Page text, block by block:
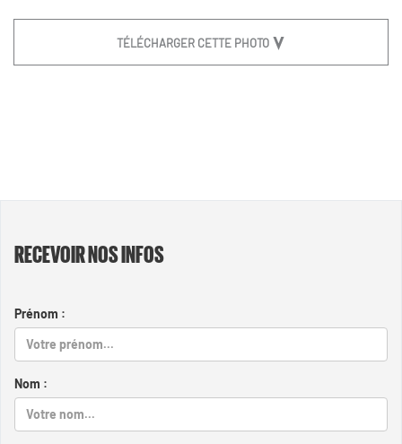
TÉLÉCHARGER CETTE PHOTO
RECEVOIR NOS INFOS
Prénom :
Nom :